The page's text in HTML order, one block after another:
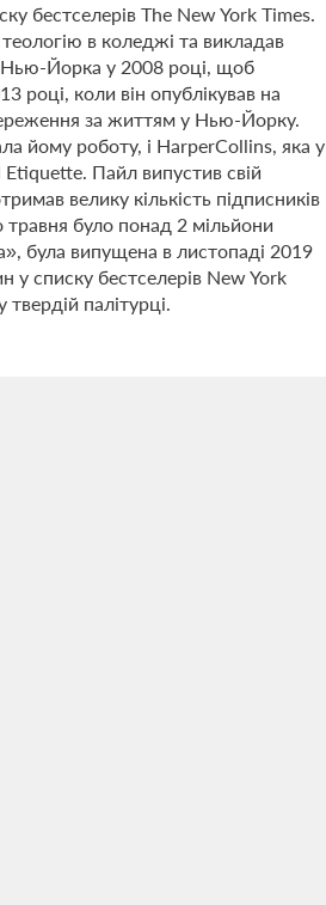
бестселерів The New York Times.
в коледжі та викладав
Нью-Йорка у 2008 році, щоб
році, коли він опублікував на
за життям у Нью-Йорку.
йому роботу, і HarperCollins, яка у
Etiquette. Пайл випустив свій
велику кількість підписників
травня було понад 2 мільйони
була випущена в листопаді 2019
у списку бестселерів New York
палітурці.